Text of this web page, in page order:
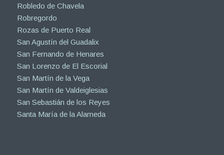
Robledo de Chavela
Robregordo
Rozas de Puerto Real
San Agustín del Guadalix
San Fernando de Henares
San Lorenzo de El Escorial
San Martín de la Vega
San Martín de Valdeiglesias
San Sebastián de los Reyes
Santa María de la Alameda